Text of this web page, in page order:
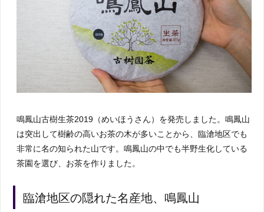
鳴鳳山古樹生茶2019（めいほうさん）を発売しました。鳴鳳山
は突出して樹齢の高いお茶の木が多いことから、臨滄地区でも
非常に名の知られた山です。鳴鳳山の中でも半野生化している
茶園を選び、お茶を作りました。
臨滄地区の隠れた名産地、鳴鳳山